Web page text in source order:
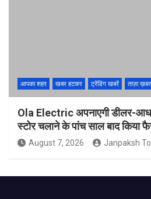
आपका शहर खबर हटकर ट्रेंडिंग खबरें ताज़ा ख़बर
Ola Electric अपनाएगी डीलर-
स्टोर चलाने के पांच साल बाद किया
August 7, 2026 Janpaksh